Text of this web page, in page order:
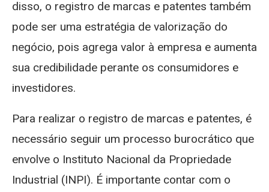
disso, o registro de marcas e patentes também
pode ser uma estratégia de valorização do
negócio, pois agrega valor à empresa e aumenta
sua credibilidade perante os consumidores e
investidores.
Para realizar o registro de marcas e patentes, é
necessário seguir um processo burocrático que
envolve o Instituto Nacional da Propriedade
Industrial (INPI). É importante contar com o